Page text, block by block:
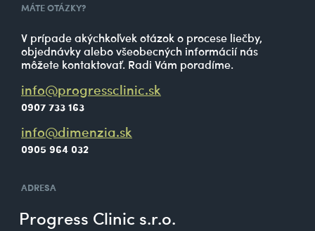
MÁTE OTÁZKY?
V prípade akýchkoľvek otázok o procese liečby,
objednávky alebo všeobecných informácií nás
môžete kontaktovať. Radi Vám poradíme.
info@progressclinic.sk
0907 733 163
info@dimenzia.sk
0905 964 032
ADRESA
Progress Clinic s.r.o.